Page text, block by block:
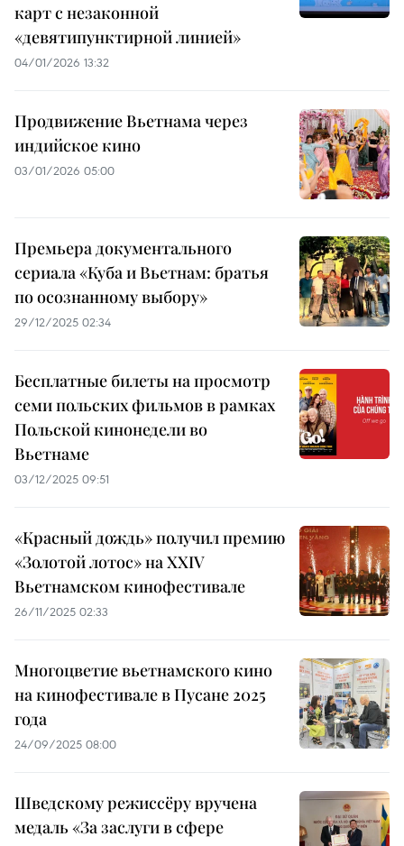
карт с незаконной
«девятипунктирной линией»
04/01/2026 13:32
Продвижение Вьетнама через
индийское кино
03/01/2026 05:00
Премьера документального
сериала «Куба и Вьетнам: братья
по осознанному выбору»
29/12/2025 02:34
Бесплатные билеты на просмотр
семи польских фильмов в рамках
Польской кинонедели во
Вьетнаме
03/12/2025 09:51
«Красный дождь» получил премию
«Золотой лотос» на XXIV
Вьетнамском кинофестивале
26/11/2025 02:33
Многоцветие вьетнамского кино
на кинофестивале в Пусане 2025
года
24/09/2025 08:00
Шведскому режиссёру вручена
медаль «За заслуги в сфере